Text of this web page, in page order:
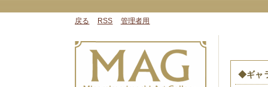
戻る RSS 管理者用
◆ギャ